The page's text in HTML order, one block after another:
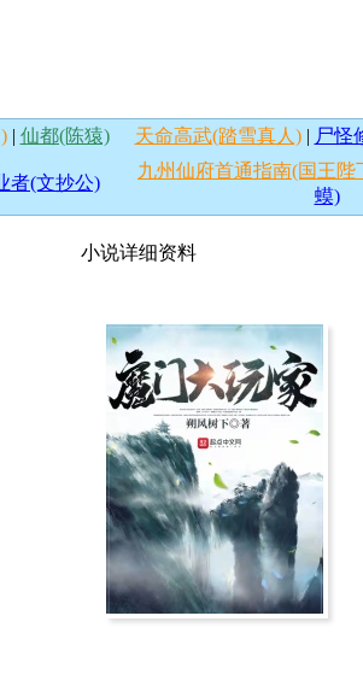
| 仙都(陈猿) 天命高武(踏雪真人)| 尸怪
者(文抄公)
九州仙府首通指南(国王陛
蟆)
小说详细资料